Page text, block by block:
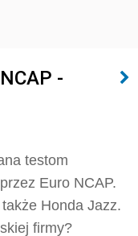
-
testom
Euro NCAP.
Honda Jazz.
firmy?